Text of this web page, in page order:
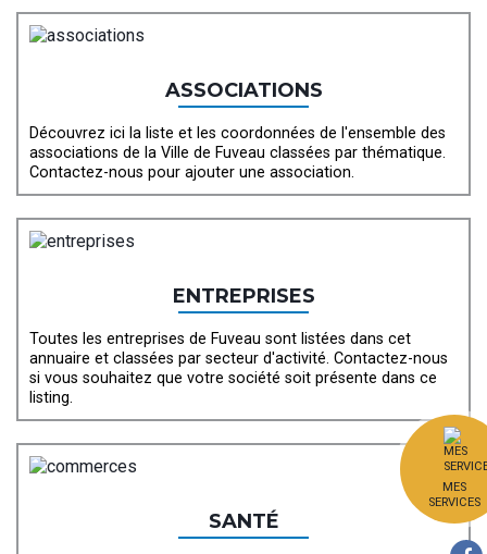
MES
SERVICES
ASSOCIATIONS
Découvrez ici la liste et les coordonnées de l'ensemble des
associations de la Ville de Fuveau classées par thématique.
Contactez-nous pour ajouter une association.
ENTREPRISES
Toutes les entreprises de Fuveau sont listées dans cet
annuaire et classées par secteur d'activité. Contactez-nous
si vous souhaitez que votre société soit présente dans ce
listing.
SANTÉ